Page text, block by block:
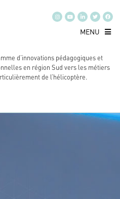
MENU
d’innovations pédagogiques et
en région Sud vers les métiers
de l’hélicoptère.